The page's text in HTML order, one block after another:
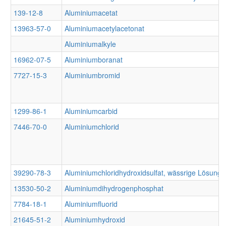
139-12-8
Aluminiumacetat
13963-57-0
Aluminiumacetylacetonat
Aluminiumalkyle
16962-07-5
Aluminiumboranat
7727-15-3
Aluminiumbromid
1299-86-1
Aluminiumcarbid
7446-70-0
Aluminiumchlorid
39290-78-3
Aluminiumchloridhydroxidsulfat, wässrige Lösung
13530-50-2
Aluminiumdihydrogenphosphat
7784-18-1
Aluminiumfluorid
21645-51-2
Aluminiumhydroxid